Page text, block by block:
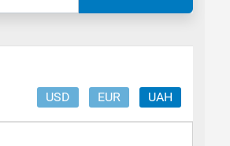
USD EUR UAH